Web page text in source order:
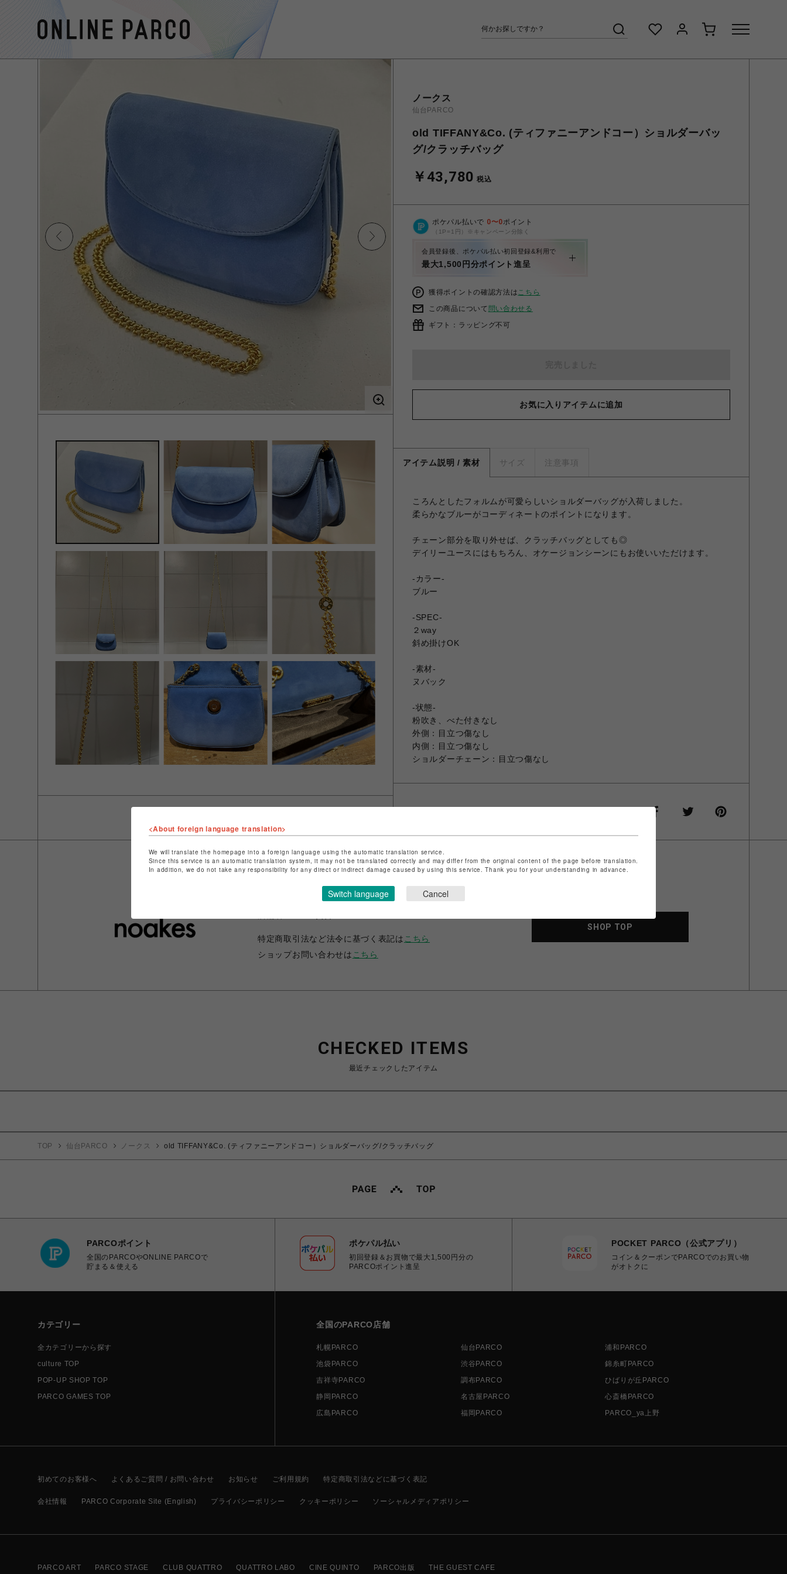
ノークス
仙台PARCO
old TIFFANY&Co. (ティファニーアンドコー）ショルダーバッ
グ/クラッチバッグ
￥43,780 税込
ポケパル払いで 0〜0ポイント
（1P=1円）※キャンペーン分除く
会員登録後、ポケパル払い初回登録&利用で
最大1,500円分ポイント進呈
獲得ポイントの確認方法はこちら
この商品について 問い合わせる
ギフト：ラッピング不可
お気に入りアイテムに追加
アイテム説明 / 素材 サイズ 注意事項
ころんとしたフォルムが可愛らしいショルダーバッグが入荷しました。
柔らかなブルーがコーディネートのポイントになります。
チェーン部分を取り外せば、クラッチバッグとしても◎
デイリーユースにはもちろん、オケージョンシーンにもお使いいただけます。
-カラー-
ブルー
-SPEC-
２way
斜め掛けOK
-素材-
ヌバック
-状態-
粉吹き、べた付きなし
外側：目立つ傷なし
内側：目立つ傷なし
ショルダーチェーン：目立つ傷なし
ノークス
特定商取引法など法令に基づく表記は こちら
ショップお問い合わせは こちら
SHOP TOP
CHECKED ITEMS
最近チェックしたアイテム
TOP 仙台PARCO ノークス old TIFFANY&Co. (ティファニーアンドコー）ショルダーバッグ/クラッチバッグ
PARCOポイント
全国のPARCOやONLINE PARCOで
貯まる＆使える
ポケパル払い
初回登録＆お買物で最大1,500円分の
PARCOポイント進呈
POCKET PARCO（公式アプリ）
コイン＆クーポンでPARCOでのお買い物
がオトクに
カテゴリー
全カテゴリーから探す
culture TOP
POP-UP SHOP TOP
PARCO GAMES TOP
全国のPARCO店舗
札幌PARCO 仙台PARCO
浦和PARCO
池袋PARCO
渋谷PARCO
錦糸町PARCO
吉祥寺PARCO
調布PARCO
ひばりが丘PARCO
静岡PARCO
名古屋PARCO
心斎橋PARCO
広島PARCO
福岡PARCO PARCO_ya上野
初めてのお客様へ よくあるご質問 / お問い合わせ お知らせ ご利用規約 特定商取引法などに基づく表記
会社情報 PARCO Corporate Site (English) プライバシーポリシー クッキーポリシー ソーシャルメディアポリシー
PARCO ART PARCO STAGE CLUB QUATTRO QUATTRO LABO CINE QUINTO PARCO出版 THE GUEST CAFE
<About foreign language translation>
We will translate the homepage into a foreign language using the automatic translation service.
Since this service is an automatic translation system, it may not be translated correctly and may differ from the original content of the page before translation.
In addition, we do not take any responsibility for any direct or indirect damage caused by using this service. Thank you for your understanding in advance.
Switch language Cancel